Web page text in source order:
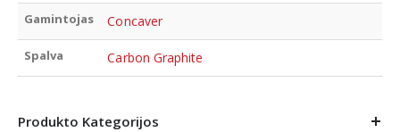
Gamintojas Concaver
Spalva Carbon Graphite
Produkto Kategorijos